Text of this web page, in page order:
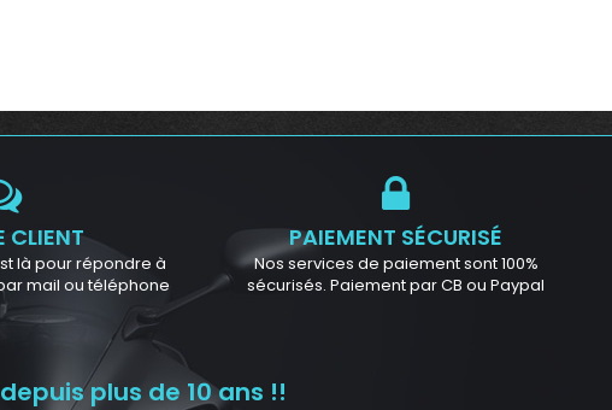
CLIENT
là pour répondre à
mail ou téléphone
PAIEMENT SÉCURISÉ
Nos services de paiement sont 100%
sécurisés. Paiement par CB ou Paypal
plus de 10 ans !!